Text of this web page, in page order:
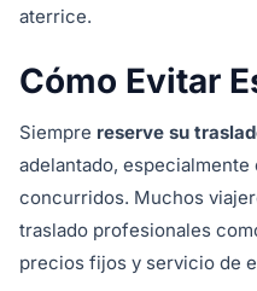
aterrice.
Cómo Evitar
Siempre reserve su
adelantado,
concurridos. Muchos
traslado profesionales
precios fijos y servicio de